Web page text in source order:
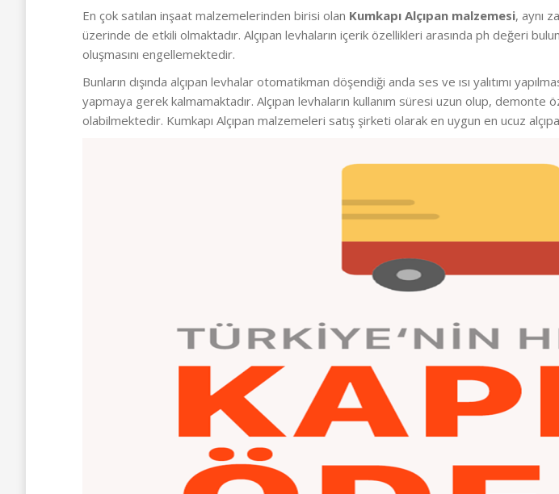
En çok satılan inşaat malzemelerinden birisi olan Kumkapı Alçıpan malzemesi, aynı
üzerinde de etkili olmaktadır. Alçıpan levhaların içerik özellikleri arasında ph değeri
oluşmasını engellemektedir.
Bunların dışında alçıpan levhalar otomatikman döşendiği anda ses ve ısı yalıtımı
yapmaya gerek kalmamaktadır. Alçıpan levhaların kullanım süresi uzun olup,
olabilmektedir. Kumkapı Alçıpan malzemeleri satış şirketi olarak en uygun en ucuz